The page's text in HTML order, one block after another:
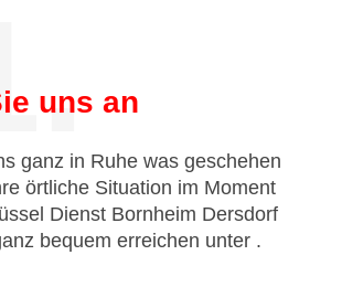
uns an
ganz in Ruhe was geschehen
örtliche Situation im Moment
Dienst Bornheim Dersdorf
bequem erreichen unter .